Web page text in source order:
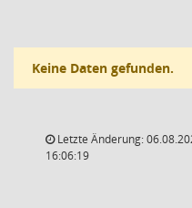
Keine Daten gefunden.
Letzte Änderung:
16:06:19